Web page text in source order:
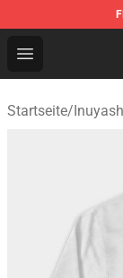
Open menu
Inuyasha
Startseite/